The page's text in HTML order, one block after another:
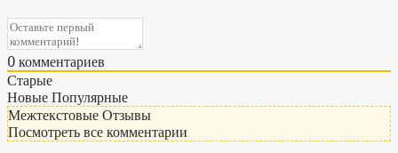
0 комментариев
Старые
Новые Популярные
Межтекстовые Отзывы
Посмотреть все комментарии